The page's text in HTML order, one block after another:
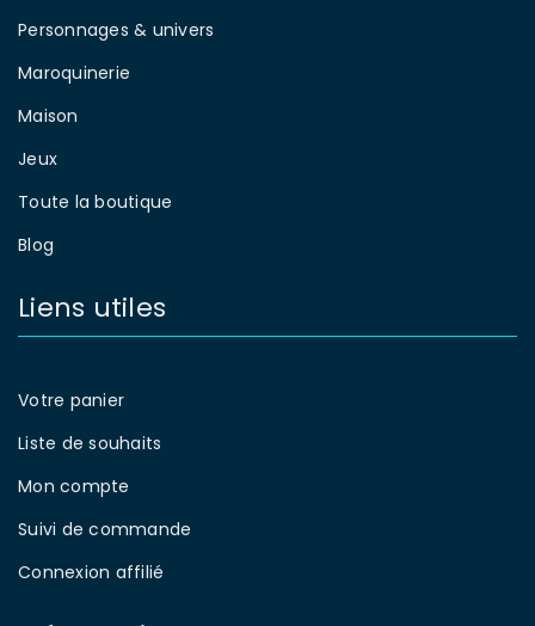
Personnages & univers
Maroquinerie
Maison
Jeux
Toute la boutique
Blog
Liens utiles
Votre panier
Liste de souhaits
Mon compte
Suivi de commande
Connexion affilié